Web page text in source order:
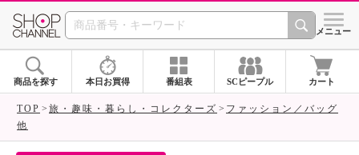
SHOP CHANNEL シメニュー
商品を探す 本日お買得 番組表 SCピープル カート
TOP 旅・趣味・暮らし・コレクターズ
ファッション／バッグ
他